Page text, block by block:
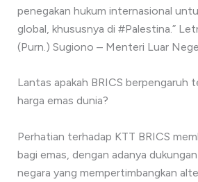
penegakan hukum internasional
global, khususnya di #Palestina.”
(Purn.) Sugiono – Menteri Luar
Lantas apakah BRICS berpengaruh
harga emas dunia?
Perhatian terhadap KTT BRICS
bagi emas, dengan adanya
negara yang mempertimbangkan